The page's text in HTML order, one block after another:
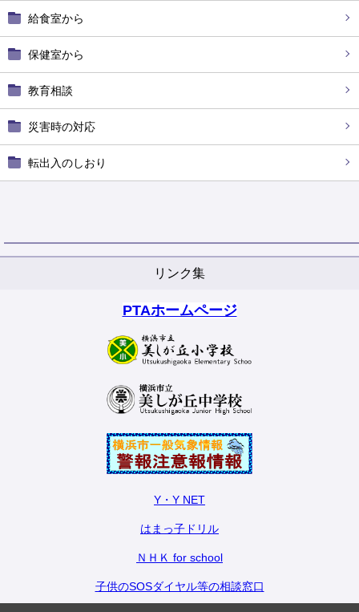
給食室から
保健室から
教育相談
災害時の対応
転出入のしおり
リンク集
PTAホームページ
Y・Y NET
はまっ子ドリル
ＮＨＫ for school
子供のSOSダイヤル等の相談窓口